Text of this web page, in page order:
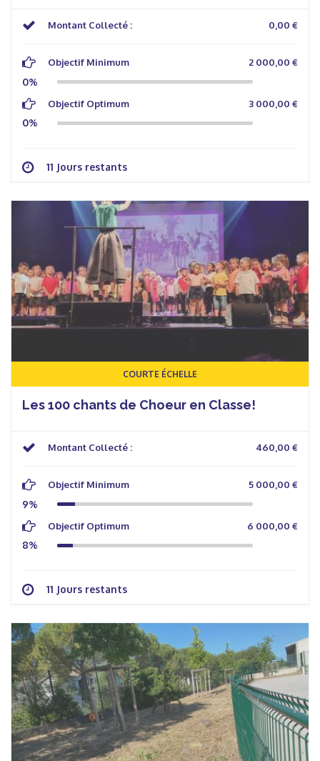
Montant Collecté : 0,00 €
Objectif Minimum 2 000,00 €
0%
Objectif Optimum 3 000,00 €
0%
11 Jours restants
COURTE ÉCHELLE
Les 100 chants de Choeur en Classe!
Montant Collecté : 460,00 €
Objectif Minimum 5 000,00 €
9%
Objectif Optimum 6 000,00 €
8%
11 Jours restants